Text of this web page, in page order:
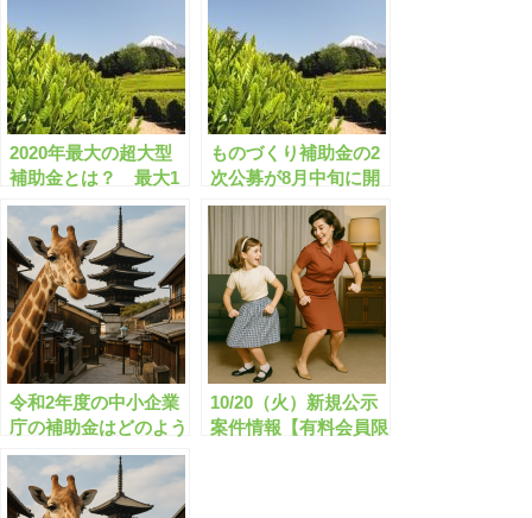
2020年最大の超大型
補助金とは？ 最大1
億円/補助率100%/全国
ものづくり補助金の2
次公募が8月中旬に開
始？
令和2年度の中小企業
庁の補助金はどのよう
なものがありますか？
10/20（火）新規公示
案件情報【有料会員限